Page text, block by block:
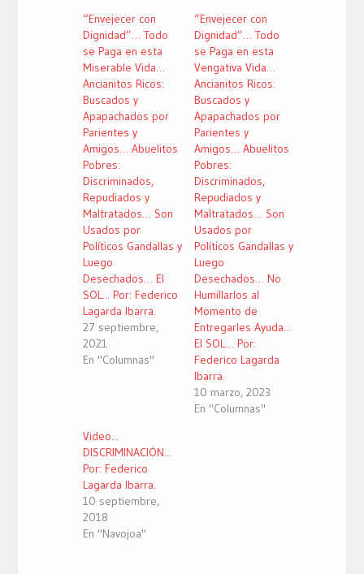
una
ventana
nueva)
una
ventana
nueva)
una
ventana
nueva)
“Envejecer con
Dignidad”… Todo
se Paga en esta
Miserable Vida…
Ancianitos Ricos:
Buscados y
Apapachados por
Parientes y
Amigos… Abuelitos
Pobres:
Discriminados,
Repudiados y
Maltratados… Son
Usados por
Políticos Gandallas y
Luego
Desechados… El
SOL... Por: Federico
Lagarda Ibarra.
27 septiembre,
2021
En "Columnas"
“Envejecer con
Dignidad”… Todo
se Paga en esta
Vengativa Vida…
Ancianitos Ricos:
Buscados y
Apapachados por
Parientes y
Amigos… Abuelitos
Pobres:
Discriminados,
Repudiados y
Maltratados… Son
Usados por
Políticos Gandallas y
Luego
Desechados… No
Humillarlos al
Momento de
Entregarles Ayuda…
El SOL… Por:
Federico Lagarda
Ibarra.
10 marzo, 2023
En "Columnas"
Video...
DISCRIMINACIÓN...
Por: Federico
Lagarda Ibarra.
10 septiembre,
2018
En "Navojoa"